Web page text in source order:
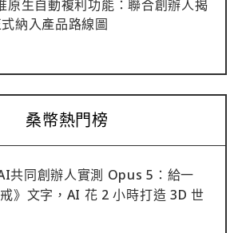
原生自動複利功能：聯合創辦人揭
納入產品路線圖
桑幣熱門榜
共同創辦人實測 Opus 5：給一
》文字，AI 花 2 小時打造 3D 世